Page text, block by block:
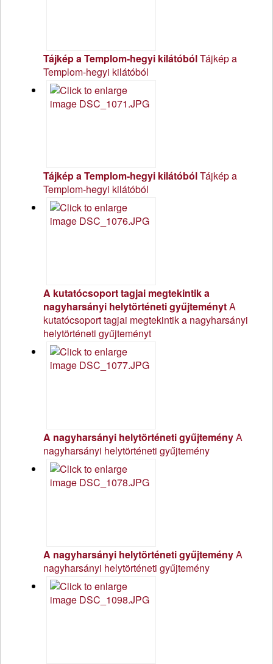
Tájkép a Templom-hegyi kilátóbólTájkép a
Templom-hegyi kilátóból
Tájkép a Templom-hegyi kilátóbólTájkép a
Templom-hegyi kilátóból
A kutatócsoport tagjai megtekintik a
nagyharsányi helytörténeti gyűjteménytA
kutatócsoport tagjai megtekintik a nagyharsányi
helytörténeti gyűjteményt
A nagyharsányi helytörténeti gyűjteményA
nagyharsányi helytörténeti gyűjtemény
A nagyharsányi helytörténeti gyűjteményA
nagyharsányi helytörténeti gyűjtemény